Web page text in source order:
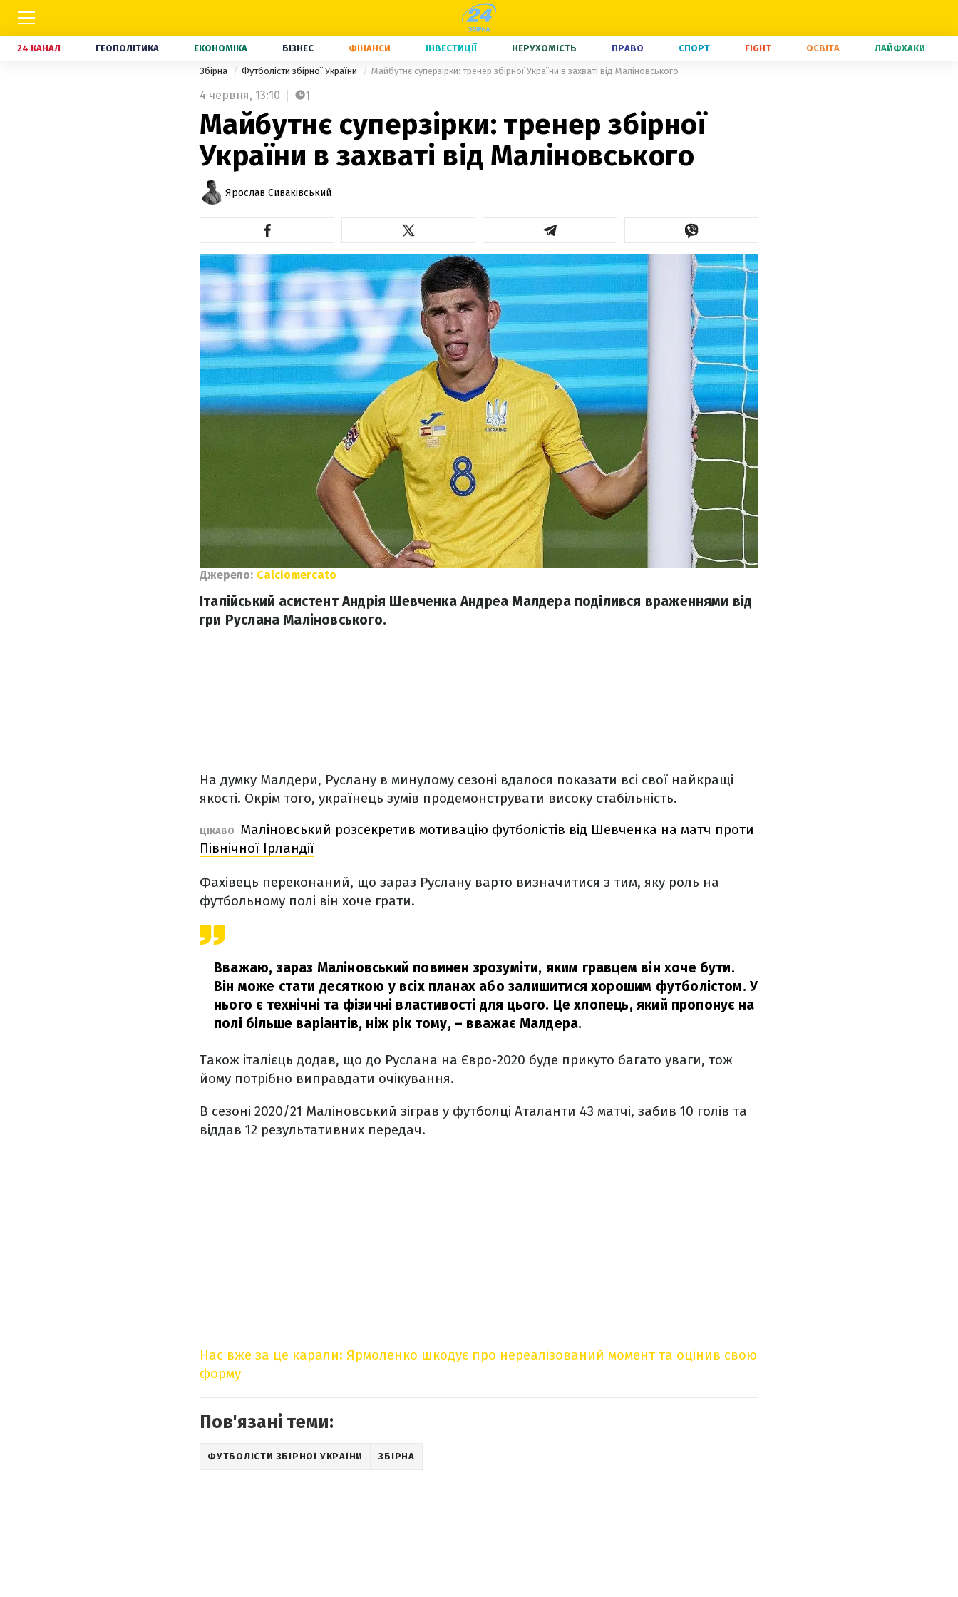
24 КАНАЛ ГЕОПОЛІТИКА ЕКОНОМІКА БІЗНЕС ФІНАНСИ ІНВЕСТИЦІЇ НЕРУХОМІСТЬ ПРАВО СПОРТ FIGHT ОСВІТА ЛАЙФХАКИ
Збірна Футболісти збірної України Майбутнє суперзірки: тренер збірної України в захваті від Маліновського
4 червня, 13:10 1
Майбутнє суперзірки: тренер збірної
України в захваті від Маліновського
Ярослав Сиваківський
Джерело: Calciomercato
Італійський асистент Андрія Шевченка Андреа Малдера поділився враженнями від
гри Руслана Маліновського.
На думку Малдери, Руслану в минулому сезоні вдалося показати всі свої найкращі
якості. Окрім того, українець зумів продемонструвати високу стабільність.
ЦІКАВО
Маліновський розсекретив мотивацію футболістів від Шевченка на матч проти
Північної Ірландії
Фахівець переконаний, що зараз Руслану варто визначитися з тим, яку роль на
футбольному полі він хоче грати.
Вважаю, зараз Маліновський повинен зрозуміти, яким гравцем він хоче бути.
Він може стати десяткою у всіх планах або залишитися хорошим футболістом. У
нього є технічні та фізичні властивості для цього. Це хлопець, який пропонує на
полі більше варіантів, ніж рік тому, – вважає Малдера.
Також італієць додав, що до Руслана на Євро-2020 буде прикуто багато уваги, тож
йому потрібно виправдати очікування.
В сезоні 2020/21 Маліновський зіграв у футболці Аталанти 43 матчі, забив 10 голів та
віддав 12 результативних передач.
Нас вже за це карали: Ярмоленко шкодує про нереалізований момент та оцінив свою
форму
Пов'язані теми:
ФУТБОЛІСТИ ЗБІРНОЇ УКРАЇНИ ЗБІРНА